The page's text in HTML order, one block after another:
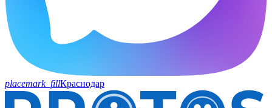
placemark_fillКраснодар